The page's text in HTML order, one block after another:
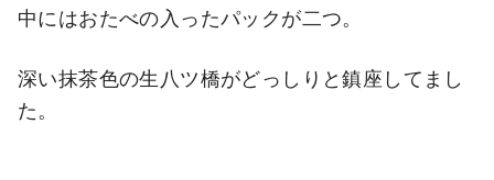
中にはおたべの入ったパックが二つ。
深い抹茶色の生八ツ橋がどっしりと鎮座してまし
た。